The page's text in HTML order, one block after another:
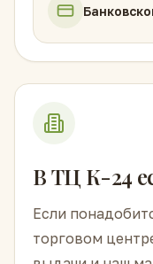
В ТЦ К-24
Если
торговом